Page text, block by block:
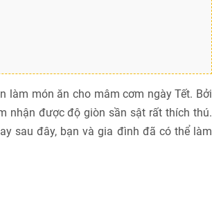
làm món ăn cho mâm cơm ngày Tết. Bởi
nhận được độ giòn sần sật rất thích thú.
sau đây, bạn và gia đình đã có thể làm